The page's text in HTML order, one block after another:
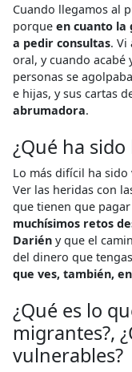
Cuando llegamos al
porque en cuanto la
a pedir consultas. Vi
oral, y cuando acabé
personas se
e hijas, y sus cartas
abrumadora.
¿Qué ha
Lo más difícil ha
Ver las heridas con
que tienen que
muchísimos retos
Darién y que el
del dinero que
que ves, también,
¿Qué es lo
migrantes?,
vulnerables?